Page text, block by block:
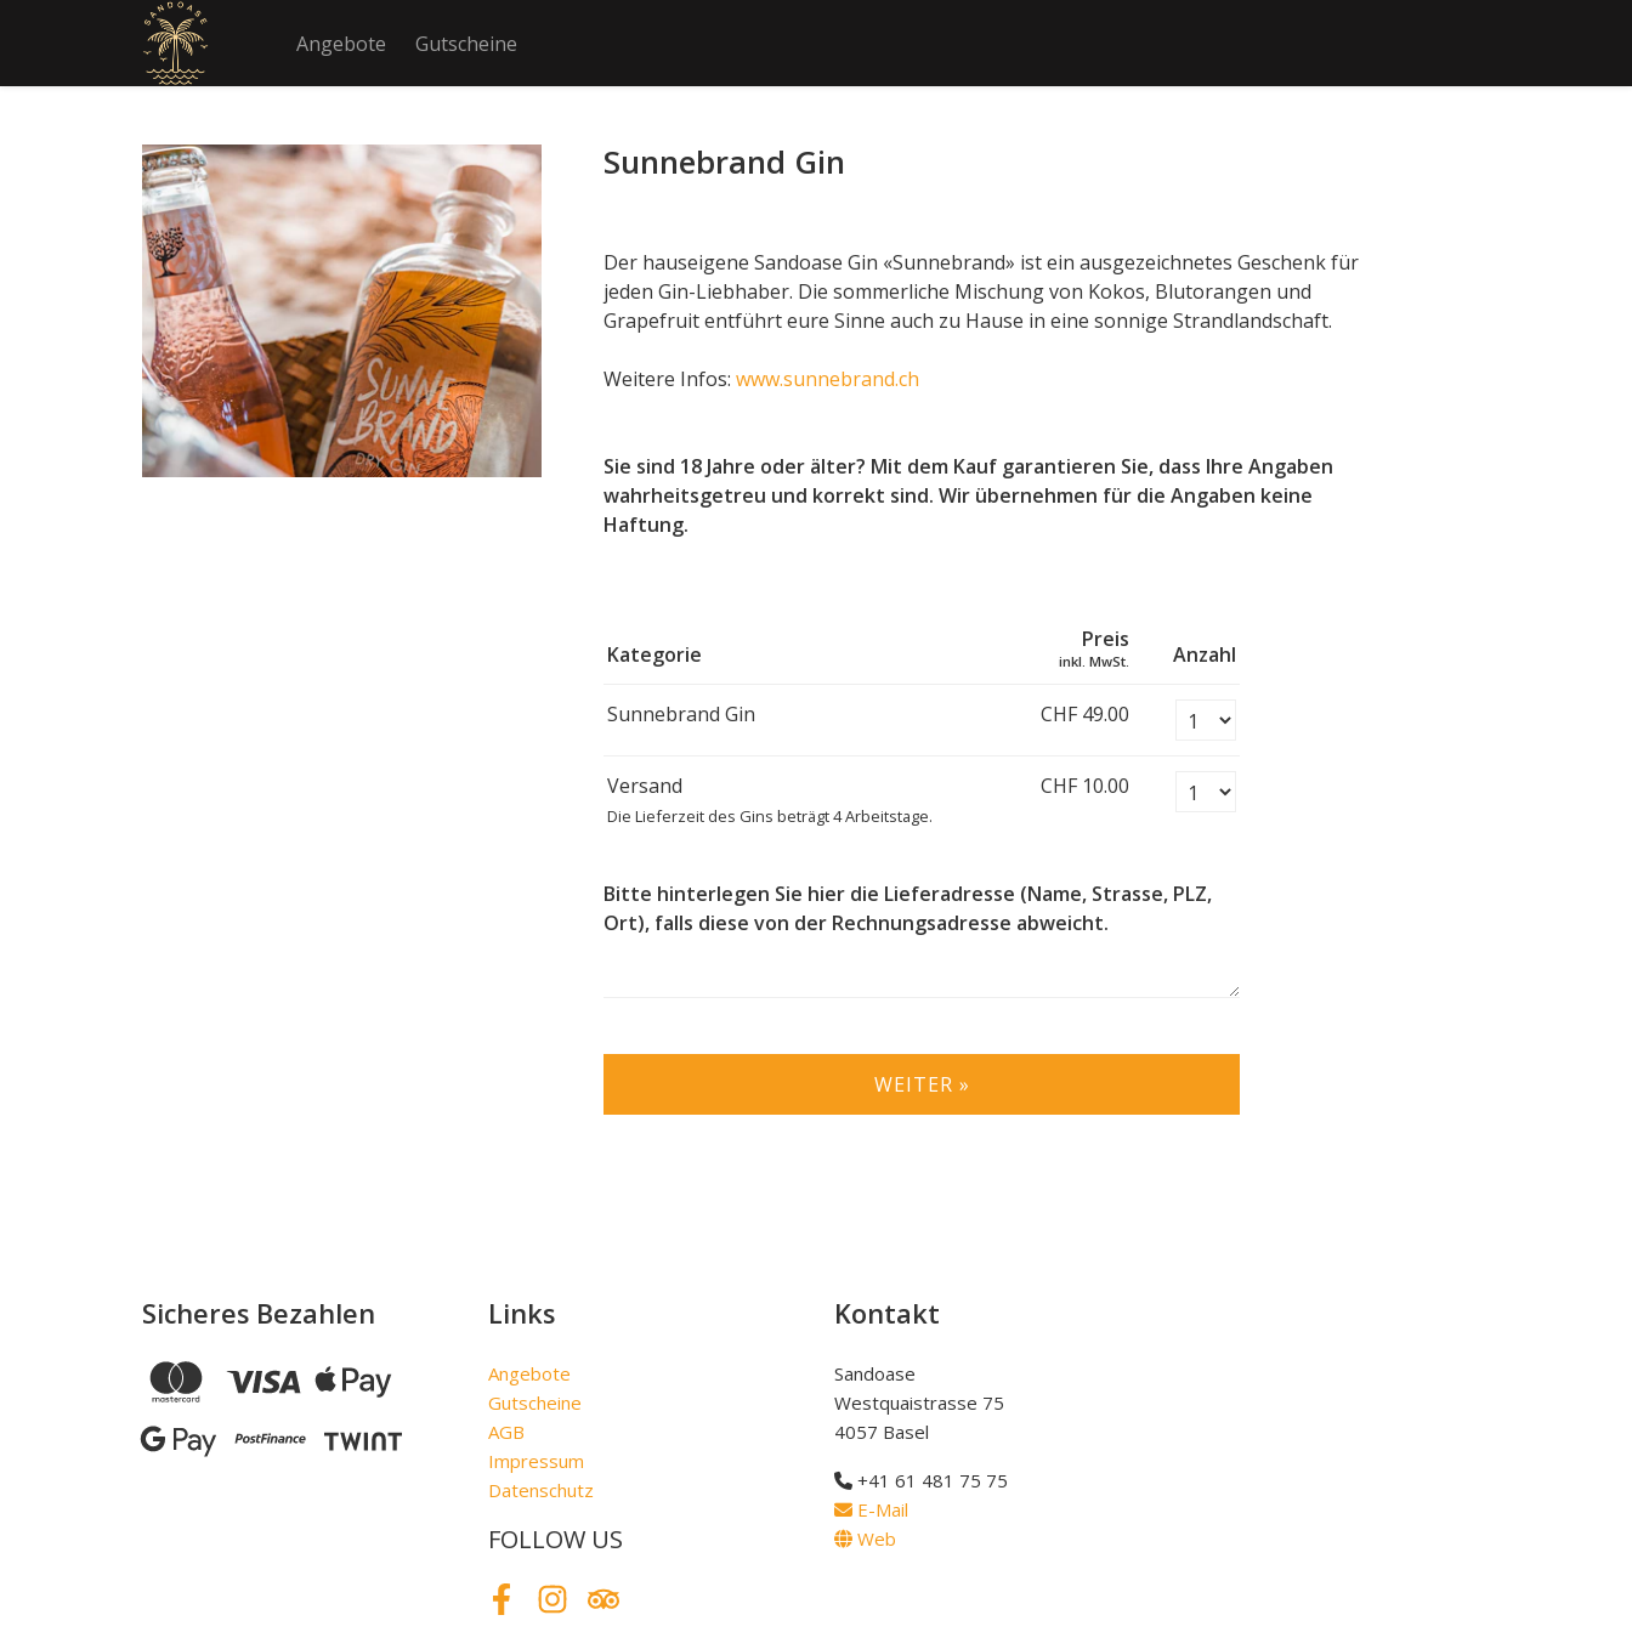
Angebote Gutscheine
Sunnebrand Gin
Der hauseigene Sandoase Gin «Sunnebrand» ist ein ausgezeichnetes Geschenk für
jeden Gin-Liebhaber. Die sommerliche Mischung von Kokos, Blutorangen und
Grapefruit entführt eure Sinne auch zu Hause in eine sonnige Strandlandschaft.
Weitere Infos: www.sunnebrand.ch
Sie sind 18 Jahre oder älter? Mit dem Kauf garantieren Sie, dass Ihre Angaben
wahrheitsgetreu und korrekt sind. Wir übernehmen für die Angaben keine
Haftung.
Kategorie
Preis
inkl. MwSt. Anzahl
Sunnebrand Gin CHF 49.00 Anzahl Tickets Sunnebrand Gin
Versand
Die Lieferzeit des Gins beträgt 4 Arbeitstage.
CHF 10.00 Anzahl Tickets Versand
Bitte hinterlegen Sie hier die Lieferadresse (Name, Strasse, PLZ,
Ort), falls diese von der Rechnungsadresse abweicht.
WEITER »
Sicheres Bezahlen Links
Angebote
Gutscheine
AGB
Impressum
Datenschutz
FOLLOW US
FacebookInstagramTripadvisor
Kontakt
Sandoase
Westquaistrasse 75
4057 Basel
+41 61 481 75 75
E-Mail
Web